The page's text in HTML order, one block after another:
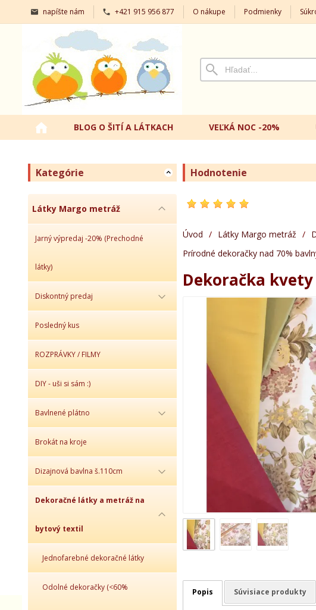
napíšte nám +421 915 956 877 O nákupe Podmienky
BLOG O ŠITÍ A LÁTKACH VEĽKÁ NOC -20%
Kategórie
Látky Margo metráž
Jarný výpredaj -20% (Prechodné
látky)
Diskontný predaj
Posledný kus
ROZPRÁVKY / FILMY
DIY - uši si sám :)
Bavlnené plátno
Brokát na kroje
Dizajnová bavlna š.110cm
Dekoračné látky a metráž na
bytový textil
Jednofarebné dekoračné látky
Odolné dekoračky (<60%
Hodnotenie
Úvod / Látky Margo metráž /
Prírodné dekoračky nad 70%
Dekoračka
Popis Súvisiace produkty